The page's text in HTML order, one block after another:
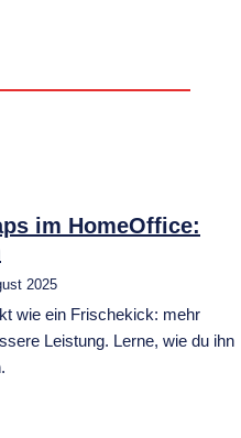
im HomeOffice:
2025
wie ein Frischekick: mehr
Leistung. Lerne, wie du ihn